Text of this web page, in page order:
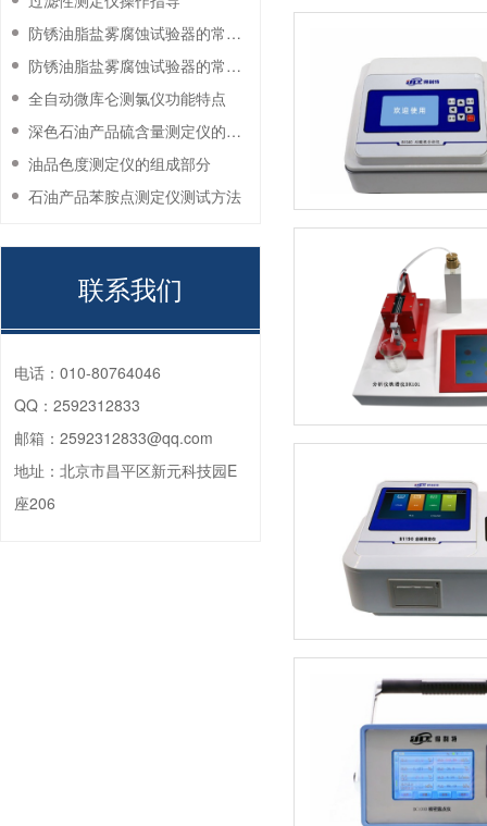
防锈油脂盐雾腐蚀试验器的常见故障与解决方法
防锈油脂盐雾腐蚀试验器的常见故障与解决方法
全自动微库仑测氯仪功能特点
深色石油产品硫含量测定仪的工作环境要求
油品色度测定仪的组成部分
石油产品苯胺点测定仪测试方法
联系我们
电话： 010-80764046
QQ： 2592312833
邮箱： 2592312833@qq.com
地址： 北京市昌平区新元科技园E
座206